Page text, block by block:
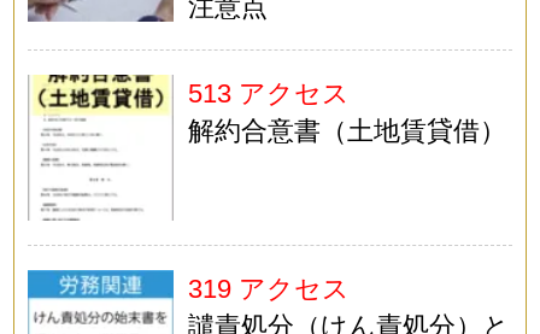
注意点
513 アクセス
解約合意書（土地賃貸借）
319 アクセス
譴責処分（けん責処分）と